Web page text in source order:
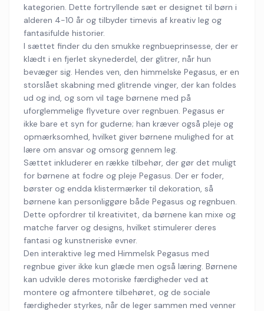
kategorien. Dette fortryllende sæt er designet til børn i
alderen 4-10 år og tilbyder timevis af kreativ leg og
fantasifulde historier.
I sættet finder du den smukke regnbueprinsesse, der er
klædt i en fjerlet skynederdel, der glitrer, når hun
bevæger sig. Hendes ven, den himmelske Pegasus, er en
storslået skabning med glitrende vinger, der kan foldes
ud og ind, og som vil tage børnene med på
uforglemmelige flyveture over regnbuen. Pegasus er
ikke bare et syn for guderne; han kræver også pleje og
opmærksomhed, hvilket giver børnene mulighed for at
lære om ansvar og omsorg gennem leg.
Sættet inkluderer en række tilbehør, der gør det muligt
for børnene at fodre og pleje Pegasus. Der er foder,
børster og endda klistermærker til dekoration, så
børnene kan personliggøre både Pegasus og regnbuen.
Dette opfordrer til kreativitet, da børnene kan mixe og
matche farver og designs, hvilket stimulerer deres
fantasi og kunstneriske evner.
Den interaktive leg med Himmelsk Pegasus med
regnbue giver ikke kun glæde men også læring. Børnene
kan udvikle deres motoriske færdigheder ved at
montere og afmontere tilbehøret, og de sociale
færdigheder styrkes, når de leger sammen med venner